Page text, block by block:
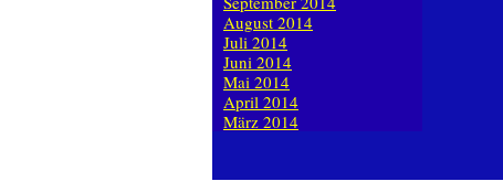
August 2014
Juli 2014
Juni 2014
Mai 2014
April 2014
März 2014